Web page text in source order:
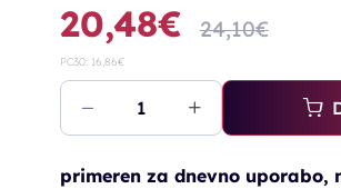
20,48€ 24,10€
PC30: 16,86€
primeren za dnevno uporabo,